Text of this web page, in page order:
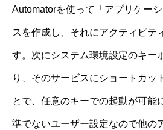
Automatorを使って「アプリケー
スを作成し、それにアクティビテ
す。次にシステム環境設定のキー
り、そのサービスにショートカッ
とで、任意のキーでの起動が可能
準でないユーザー設定なので他の